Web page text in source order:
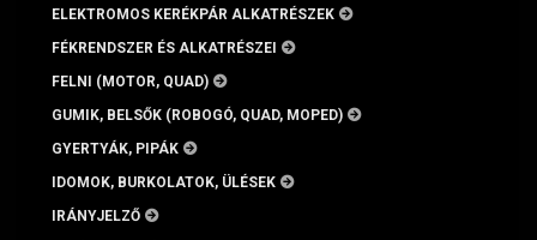
ELEKTROMOS KERÉKPÁR ALKATRÉSZEK
FÉKRENDSZER ÉS ALKATRÉSZEI
FELNI (MOTOR, QUAD)
GUMIK, BELSŐK (ROBOGÓ, QUAD, MOPED)
GYERTYÁK, PIPÁK
IDOMOK, BURKOLATOK, ÜLÉSEK
IRÁNYJELZŐ